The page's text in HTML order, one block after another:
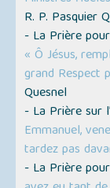
R. P. Pasquier
- La Prière
« Ô Jésus,
grand Respect
Quesnel
- La Prière sur
Emmanuel,
tardez pas
- La Prière